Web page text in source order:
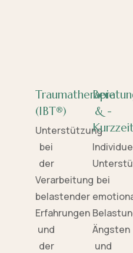
Traumatherapie
(IBT®)
Unterstützung
bei
der
Verarbeitung
belastender
Erfahrungen
und
der
& -
bei
Ängsten
und